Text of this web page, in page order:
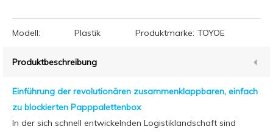
Modell: Plastik Produktmarke: TOYOE
Produktbeschreibung
Einführung der revolutionären zusammenklappbaren, einfach
zu blockierten Papppalettenbox
In der sich schnell entwickelnden Logistiklandschaft sind